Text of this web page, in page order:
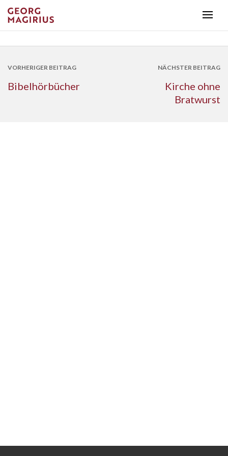
VORHERIGER BEITRAG
Bibelhörbücher
NÄCHSTER BEITRAG
Kirche ohne
Bratwurst